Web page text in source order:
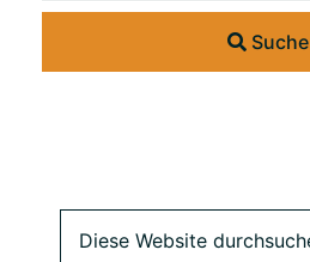
Suche
Primäre
Website